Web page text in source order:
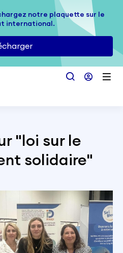
notre plaquette sur le
international.
notre plaquette sur le
international.
" loi sur le
solidaire"